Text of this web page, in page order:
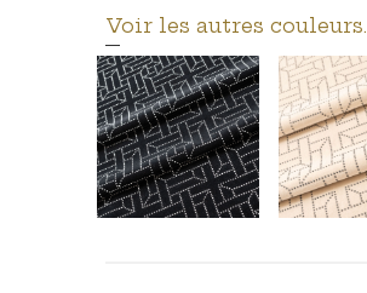
Voir les autres couleurs.